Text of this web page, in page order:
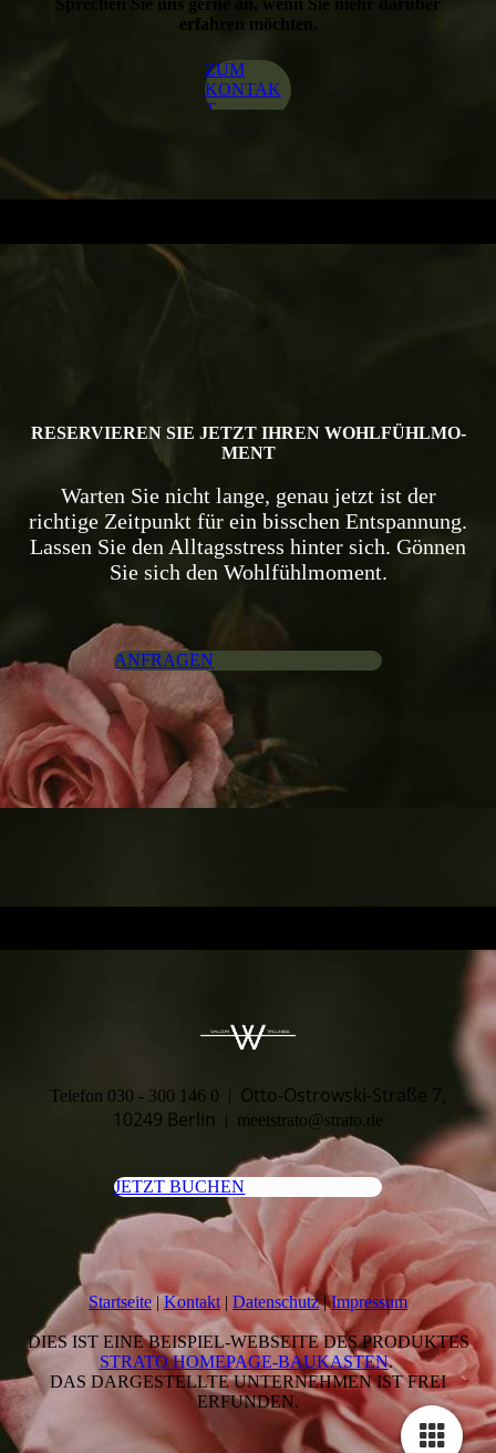
Sprechen Sie uns gerne an, wenn Sie mehr darüber
erfahren möchten.
ZUM
KONTAK
T
RESERVIEREN SIE JETZT IHREN WOHLFÜHL­MO­
MENT
Warten Sie nicht lange, genau jetzt ist der
richtige Zeit­punkt für ein bisschen Ent­span­nung.
Lassen Sie den All­tags­stress hinter sich. Gön­nen
Sie sich den Wohl­fühl­mo­ment.
ANFRAGEN
Telefon 030 - 300 146 0 | Otto-Ostrowski-Straße 7,
10249 Berlin
| meetstrato@strato.de
JETZT BUCHEN
Startseite|Kontakt | Daten­schutz|Impressum
DIES IST EINE BEISPIEL-WEBSEITE DES PRODUKTES
STRATO HOMEPAGE-BAUKASTEN.
DAS DARGESTELLTE UNTERNEHMEN IST FREI
ERFUNDEN.